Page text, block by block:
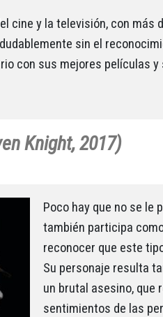
cine y la televisión, con más
sin el
con sus mejores películas y
Knight, 2017)
Poco hay que no se le
también participa
reconocer que este
Su personaje resulta
un brutal asesino, que
sentimientos de las